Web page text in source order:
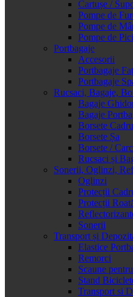
Cartușe /
Pompe de
Pompe de
Pompe de
Portbagaje
Accesorii
Portbagaje
Portbagaje
Rucsaci, Bagaje,
Bagaje
Bagaje
Borsete Cadru
Borsete Șa
Borsete /
Rucsaci și
Sonerii, Oglinzi,
Oglinzi
Protecții
Protecții
Sonerii
Transport și
Elastice
Remorci
Scaune
Stand
Transport si